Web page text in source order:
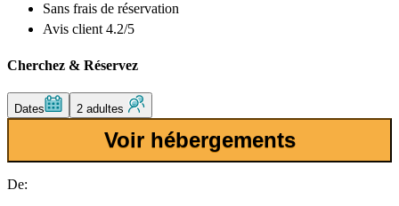
Sans frais de réservation
Avis client 4.2/5
Cherchez & Réservez
Dates 2 adultes
Voir hébergements
De: